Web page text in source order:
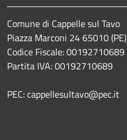
Comune di Cappelle sul Tavo
Piazza Marconi 24 65010 (PE)
Codice Fiscale: 00192710689
Partita IVA: 00192710689
PEC: cappellesultavo@pec.it